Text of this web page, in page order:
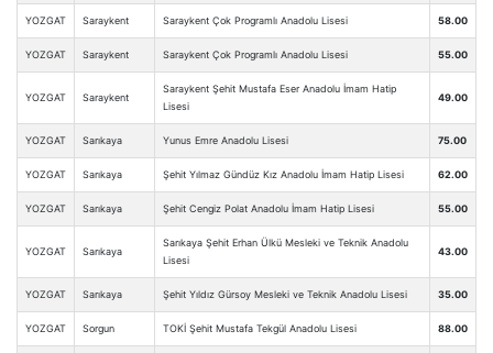
YOZGAT Saraykent Saraykent Çok Programlı Anadolu Lisesi 58.00
YOZGAT Saraykent Saraykent Çok Programlı Anadolu Lisesi 55.00
YOZGAT Saraykent
Saraykent Şehit Mustafa Eser Anadolu İmam Hatip
Lisesi
49.00
YOZGAT Sarıkaya Yunus Emre Anadolu Lisesi 75.00
YOZGAT Sarıkaya Şehit Yılmaz Gündüz Kız Anadolu İmam Hatip Lisesi 62.00
YOZGAT Sarıkaya Şehit Cengiz Polat Anadolu İmam Hatip Lisesi 55.00
YOZGAT Sarıkaya
Sarıkaya Şehit Erhan Ülkü Mesleki ve Teknik Anadolu
Lisesi
43.00
YOZGAT Sarıkaya Şehit Yıldız Gürsoy Mesleki ve Teknik Anadolu Lisesi 35.00
YOZGAT Sorgun TOKİ Şehit Mustafa Tekgül Anadolu Lisesi 88.00